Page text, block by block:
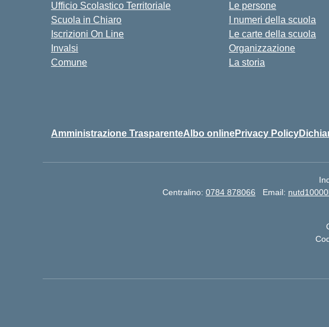
Ufficio Scolastico Territoriale
Scuola in Chiaro
Iscrizioni On Line
Invalsi
Comune
Le persone
I numeri della scuola
Le carte della scuola
Organizzazione
La storia
Amministrazione TrasparenteAlbo onlinePrivacy Policy
Centralino: 0784 878066 Email: